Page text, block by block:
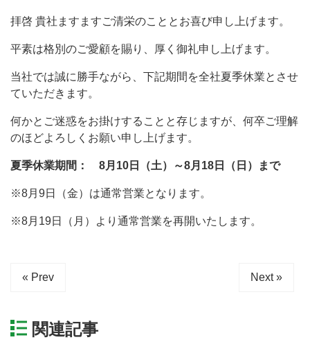
拝啓 貴社ますますご清栄のこととお喜び申し上げます。
平素は格別のご愛顧を賜り、厚く御礼申し上げます。
当社では誠に勝手ながら、下記期間を全社夏季休業とさせ
ていただきます。
何かとご迷惑をお掛けすることと存じますが、何卒ご理解
のほどよろしくお願い申し上げます。
夏季休業期間： 8月10日（土）～8月18日（日）まで
※8月9日（金）は通常営業となります。
※8月19日（月）より通常営業を再開いたします。
« Prev Next »
関連記事